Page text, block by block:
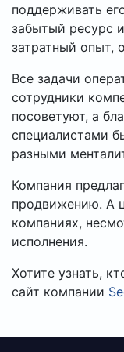
поддерживать
забытый ресурс
затратный опыт,
Все задачи
сотрудники
посоветуют, а
специалистами
разными
Компания
продвижению. А
компаниях,
исполнения.
Хотите узнать,
сайт компании